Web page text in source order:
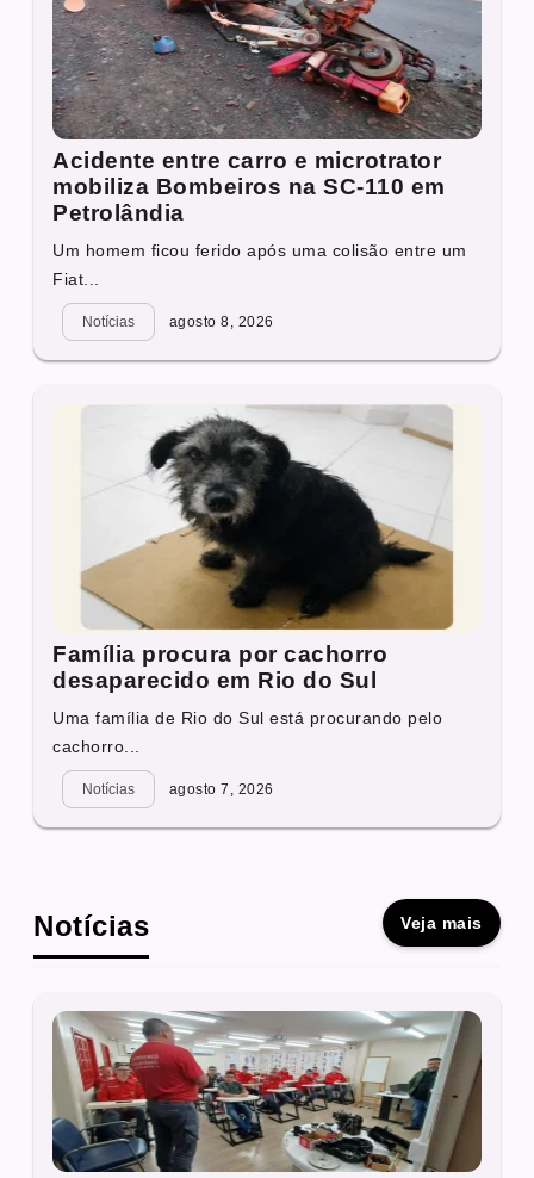
Acidente entre carro e microtrator
mobiliza Bombeiros na SC-110 em
Petrolândia
Um homem ficou ferido após uma colisão entre um
Fiat...
Notícias agosto 8, 2026
Família procura por cachorro
desaparecido em Rio do Sul
Uma família de Rio do Sul está procurando pelo
cachorro...
Notícias agosto 7, 2026
Notícias Veja mais